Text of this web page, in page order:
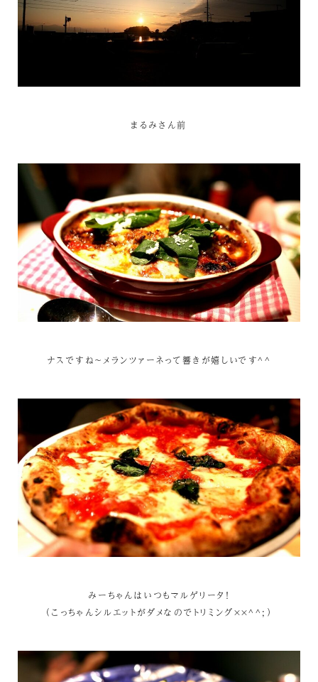
まるみさん前
ナスですね～メランツァーネって響きが嬉しいです^^
みーちゃんはいつもマルゲリータ！
（こっちゃんシルエットがダメなのでトリミング××^^;）